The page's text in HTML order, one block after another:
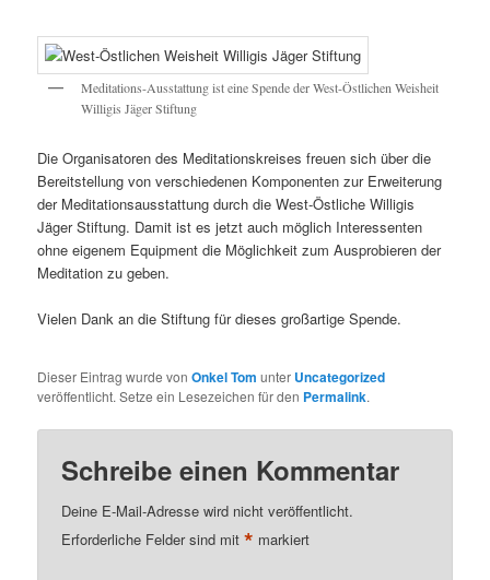
Meditations-Ausstattung ist eine Spende der West-Östlichen Weisheit
Willigis Jäger Stiftung
Die Organisatoren des Meditationskreises freuen sich über die
Bereitstellung von verschiedenen Komponenten zur Erweiterung
der Meditationsausstattung durch die West-Östliche Willigis
Jäger Stiftung. Damit ist es jetzt auch möglich Interessenten
ohne eigenem Equipment die Möglichkeit zum Ausprobieren der
Meditation zu geben.
Vielen Dank an die Stiftung für dieses großartige Spende.
Dieser Eintrag wurde vonOnkel Tom unter Uncategorized
veröffentlicht. Setze ein Lesezeichen für den Permalink.
Schreibe einen Kommentar
Deine E-Mail-Adresse wird nicht veröffentlicht.
Erforderliche Felder sind mit* markiert